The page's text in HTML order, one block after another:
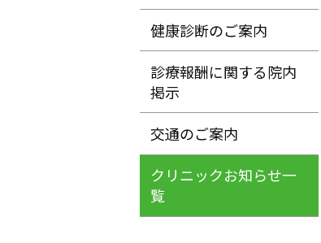
健康診断のご案内
診療報酬に関する院内
掲示
交通のご案内
クリニックお知らせ一
覧